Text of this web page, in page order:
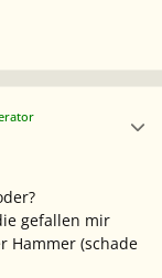
gefallen mir
Hammer (schade